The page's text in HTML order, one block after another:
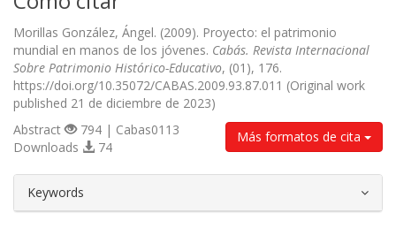
Morillas González, Ángel. (2009). Proyecto: el patrimonio
mundial en manos de los jóvenes. Cabás. Revista Internacional
Sobre Patrimonio Histórico-Educativo, (01), 176.
https://doi.org/10.35072/CABAS.2009.93.87.011 (Original work
published 21 de diciembre de 2023)
Más formatos de cita
Abstract
794 | Cabas0113
Downloads
74
Keywords